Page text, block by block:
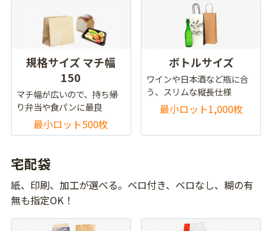
規格サイズ マチ幅
150
マチ幅が広いので、持ち帰
り弁当や食パンに最良
最小ロット500枚
ボトルサイズ
ワインや日本酒など瓶に合
う、スリムな縦長仕様
最小ロット1,000枚
宅配袋
紙、印刷、加工が選べる。ベロ付き、ベロなし、糊の有
無も指定OK！